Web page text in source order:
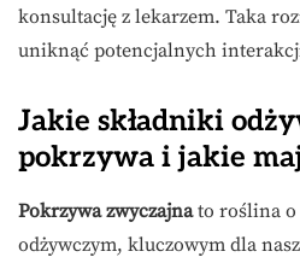
konsultację z lekarzem. Taka
uniknąć potencjalnych
Jakie składniki
pokrzywa i jakie
Pokrzywa zwyczajnato roślina o
odżywczym, kluczowym dla